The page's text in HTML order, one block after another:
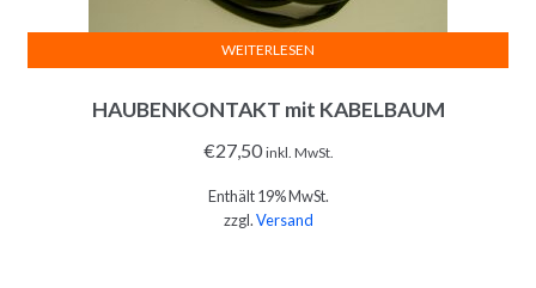
HAUBENKONTAKT mit KABELBAUM
€27,50 inkl. MwSt.
Enthält 19% MwSt.
zzgl.Versand
WEITERLESEN